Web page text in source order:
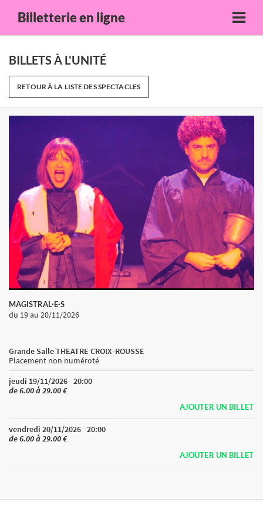
Billetterie en ligne
BILLETS À L'UNITÉ
RETOUR À LA LISTE DES SPECTACLES
MAGISTRAL·E·S
du 19au 20/11/2026
Grande Salle THEATRE CROIX-ROUSSE
Placement non numéroté
jeudi 19/11/2026 20:00
de 6.00 à 29.00 €
AJOUTER UN BILLET
vendredi 20/11/2026 20:00
de 6.00 à 29.00 €
AJOUTER UN BILLET